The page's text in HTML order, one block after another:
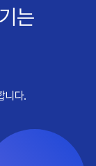
는
니다.